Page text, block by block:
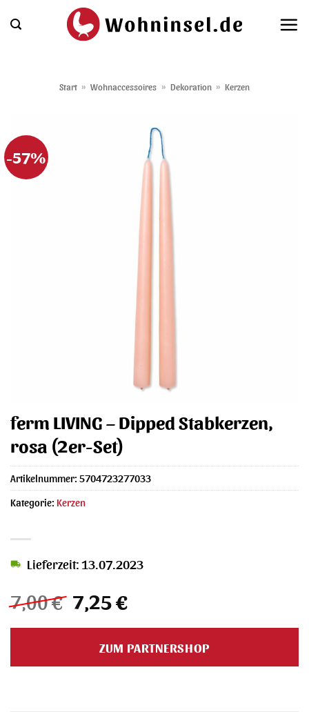
Inhalt
Start » Wohnaccessoires » Dekoration » Kerzen
-57%
ferm LIVING – Dipped Stabkerzen,
rosa (2er-Set)
7,00€ Ursprünglicher
Preis
war:
7,00 €
7,25€Aktueller
ist:
7,25 €.
Lieferzeit: 13.07.2023
ZUM PARTNERSHOP
Artikelnummer: 5704723277033
Kategorie: Kerzen